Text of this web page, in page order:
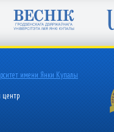
имени Янки Купалы
центр